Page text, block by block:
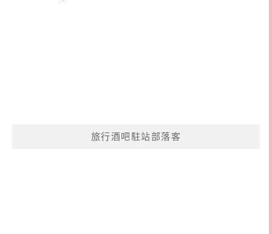
旅行酒吧駐站部落客